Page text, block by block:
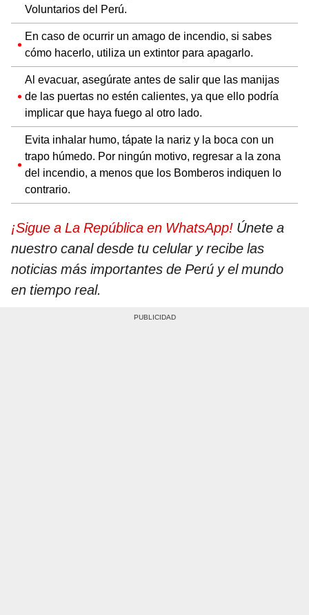
Voluntarios del Perú.
En caso de ocurrir un amago de incendio, si sabes
cómo hacerlo, utiliza un extintor para apagarlo.
Al evacuar, asegúrate antes de salir que las manijas
de las puertas no estén calientes, ya que ello podría
implicar que haya fuego al otro lado.
Evita inhalar humo, tápate la nariz y la boca con un
trapo húmedo. Por ningún motivo, regresar a la zona
del incendio, a menos que los Bomberos indiquen lo
contrario.
¡Sigue a La República en WhatsApp! Únete a
nuestro canal desde tu celular y recibe las
noticias más importantes de Perú y el mundo
en tiempo real.